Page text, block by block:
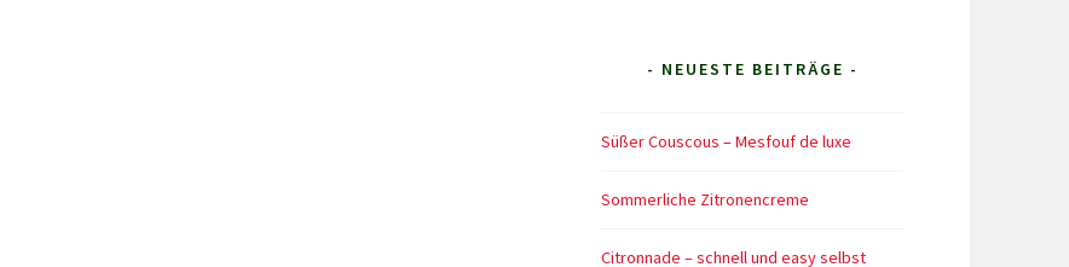
- NEUESTE BEITRÄGE -
Süßer Couscous – Mesfouf de luxe
Sommerliche Zitronencreme
Citronnade – schnell und easy selbst